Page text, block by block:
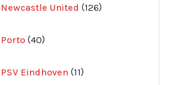
Newcastle United 126
produkter
Porto 40
produkter
PSV Eindhoven 11
produkter